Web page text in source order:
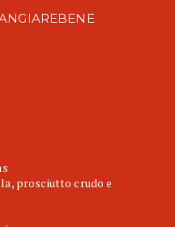
prosciutto crudo e